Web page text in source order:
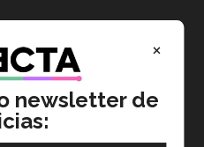
"devolver la voz" a
afasia
×
newsletter de